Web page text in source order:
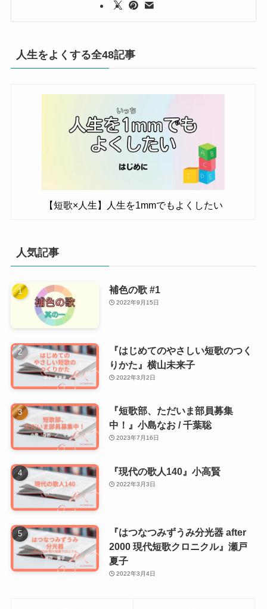
人生をよくする全48記事
【短歌×人生】人生を1mmでもよくしたい
人気記事
補色の歌 #1
2022年9月15日
『はじめてのやさしい短歌のつく
りかた』横山未来子
2022年3月2日
『短歌部、ただいま部員募集
中！』小島なお / 千葉聡
2023年7月16日
『現代の歌人140』小高賢
2022年3月3日
『はつなつみずうみ分光器 after
2000 現代短歌クロニクル』瀬戸
夏子
2022年3月4日